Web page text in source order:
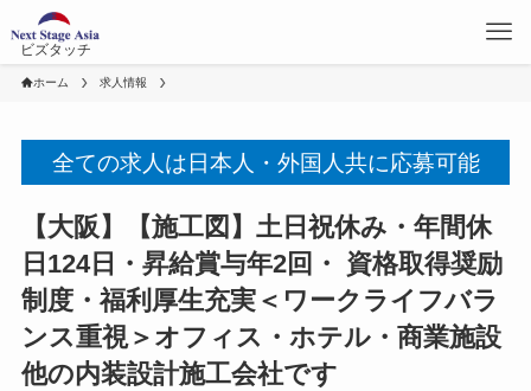
ビズタッチ
ホーム 求人情報
全ての求人は日本人・外国人共に応募可能
【大阪】【施工図】土日祝休み・年間休
日124日・昇給賞与年2回・ 資格取得奨励
制度・福利厚生充実＜ワークライフバラ
ンス重視＞オフィス・ホテル・商業施設
他の内装設計施工会社です